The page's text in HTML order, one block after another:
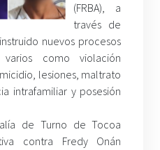
(FRBA), a
través de
nuevos procesos
como violación
lesiones, maltrato
intrafamiliar y posesión
de Turno de Tocoa
contra Fredy Onán